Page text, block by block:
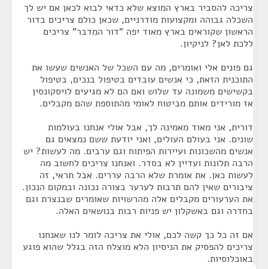
צריכה להסביר בארץ המוצא שלא כדאי לבוא לכאן אם יש לך
השכלה גבוהה ומקצועות מודרניים, שכאן כולם צריכים בדור
הראשון שקוראים בארץ מאוד יפה "דור המדבר" צריכים
ללכת לאן? לניקיון.
גם פונים אלי ואומרים, מה עם השכל של האנשים שעשו את
התוכנית הזאת, כי אנשים עובדים בטיפול בנכים, בטיפול
בקשישים משמונה עד שלוש ואם הם לא מגיעים לויסקונסין
אז מורידים אותם מביטוח לאומי מהתוספת שהם מקבלים.
דורית, אני מאוד מאמינה לך, אבל אולי אנחנו בעולמות
שונים. אני בעולם העולים, ואני יודעת ששם נמצאים גם
אנשים מהשכונות ועיירות הפיתוח וגם ערבים. מה לעשות? יש
הרבה תלונות ועדיין לא בסדר. ואנחנו צריכים לחשוב מה
לעשות כאן. את אומרת שלא הרבה עררים. אבל תראי, זה
ציבורים שאין להם תרבות לערער בצורה נכונה ובמקום הנכון.
את הערעורים מקבלים אלה מהרשויות שאומרים שבנצרת וגם
בחדרה וגם באשקלון יש פניות רבות בנושאים האלה.
אם זה כל כך קשה לכם, אולי את צריכה לומר לנו שאנחנו
צריכים להפסיק את הניסיון הלא מוצלח הזה בגלל שהוא פוגע
באוכלוסיות.